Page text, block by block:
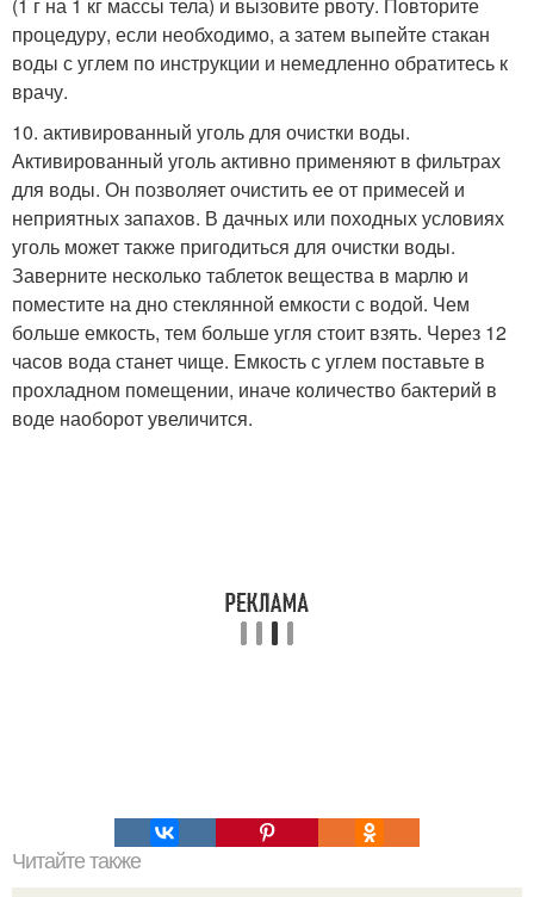
(1 г на 1 кг массы тела) и вызовите рвоту. Повторите
процедуру, если необходимо, а затем выпейте стакан
воды с углем по инструкции и немедленно обратитесь к
врачу.
10. активированный уголь для очистки воды.
Активированный уголь активно применяют в фильтрах
для воды. Он позволяет очистить ее от примесей и
неприятных запахов. В дачных или походных условиях
уголь может также пригодиться для очистки воды.
Заверните несколько таблеток вещества в марлю и
поместите на дно стеклянной емкости с водой. Чем
больше емкость, тем больше угля стоит взять. Через 12
часов вода станет чище. Емкость с углем поставьте в
прохладном помещении, иначе количество бактерий в
воде наоборот увеличится.
Читайте также